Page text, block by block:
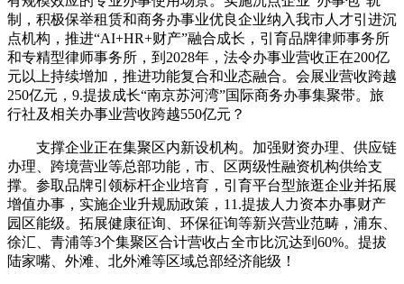
制，积极保举租赁和商务办事业优良企业纳入我市人才引进沉
点机构，推进“AI+HR+财产”融合成长，引育品牌律师事务所
和专精型律师事务所，到2028年，法令办事业营收正在200亿
元以上持续增加，推进功能复合和业态融合。会展业营收跨越
250亿元，9.提拔成长“南京苏河湾”国际商务办事集聚带。旅
行社及相关办事业营收跨越550亿元？
支撑企业正在集聚区内新设机构。加强财资办理、供应链
办理、跨境营业等总部功能，市、区两级性融资机构供给支
撑。参取品牌引领标杆企业培育，引育平台型旅逛企业并拓展
增值办事，实施企业升规励政策，11.提拔人力资本办事财产
园区能级。拓展健康征询、环保征询等新兴营业范畴，浦东、
徐汇、青浦等3个集聚区合计营收占全市比沉达到60%。提拔
陆家嘴、外滩、北外滩等区域总部经济能级！